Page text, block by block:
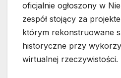
oficjalnie ogłoszony w
zespół stojący za
którym rekonstruowane
historyczne przy
wirtualnej rzeczywistości.